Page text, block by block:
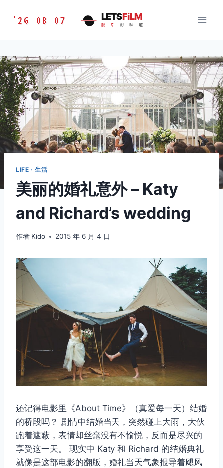
胶
味
道
LETSFILM
'26 08 07 LETSFiLM
胶 片 的 味 道
LIFE · 生活
美丽的婚礼意外 – Katy
and Richard’s wedding
作者 Kido 2015 年 6 月 4 日
还记得电影里《About Time》（真爱每一天）结婚
的桥段吗？ 剧情中结婚当天，突然碰上大雨，大伙
跑着遮蔽，表情却丝毫没有不愉悦，反而是尽兴的
享受这一天。 现实中 Katy 和 Richard 的结婚典礼
就像是这部电影的翻版，婚礼当天气象报导着飓风